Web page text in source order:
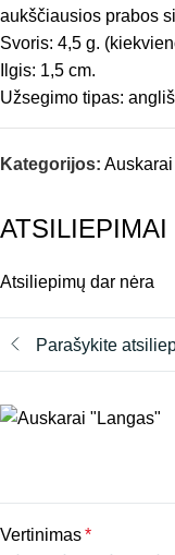
aukščiausios prabos
Svoris: 4,5 g.
Ilgis: 1,5 cm.
Užsegimo tipas:
Kategorijos: Auskarai
ATSILIEPIMAI
Atsiliepimų dar nėra
Parašykite
Vertinimas*